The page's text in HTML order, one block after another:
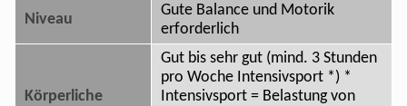
Niveau
Gute Balance und Motorik
erforderlich
Körperliche
Gut bis sehr gut (mind. 3 Stunden
pro Woche Intensivsport *) *
Intensivsport = Belastung von